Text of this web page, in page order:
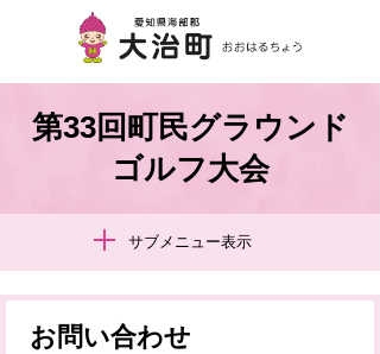
第33回町民グラウンド
ゴルフ大会
サブメニュー表示
お問い合わせ